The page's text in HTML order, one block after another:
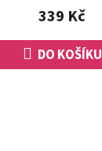
339 Kč
DO KOŠÍKU